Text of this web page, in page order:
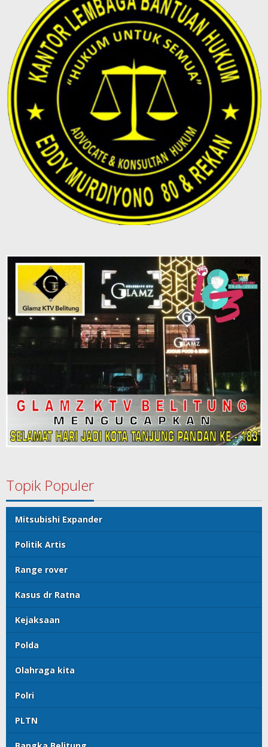
Topik Populer
Mitsubishi Expander
Politik Artis
Range rover
Kasus dr Ratna
Kejaksaan
Polda
Olahraga kita
Polri
PLTN